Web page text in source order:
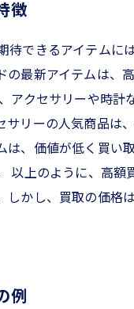
徴
待できるアイテム
の最新アイテムは、
アクセサリーや時
サリーの人気商品は
は、価値が低く買い
以上のように、高
しかし、買取の価格
例